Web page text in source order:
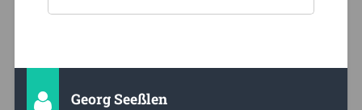
Georg Seeßlen